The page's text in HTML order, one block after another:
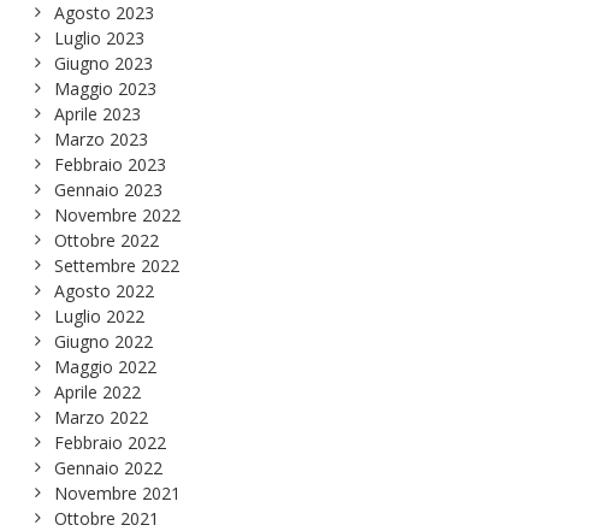
Agosto 2023
Luglio 2023
Giugno 2023
Maggio 2023
Aprile 2023
Marzo 2023
Febbraio 2023
Gennaio 2023
Novembre 2022
Ottobre 2022
Settembre 2022
Agosto 2022
Luglio 2022
Giugno 2022
Maggio 2022
Aprile 2022
Marzo 2022
Febbraio 2022
Gennaio 2022
Novembre 2021
Ottobre 2021